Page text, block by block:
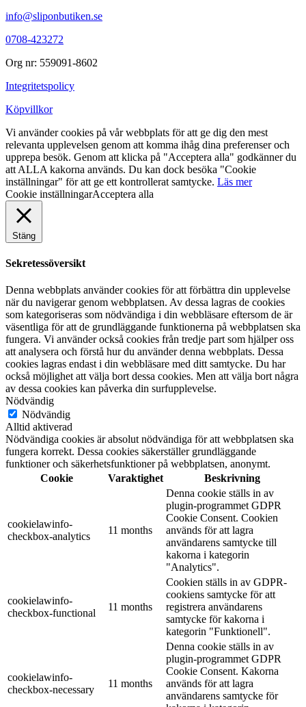
info@sliponbutiken.se
0708-423272
Org nr: 559091-8602
Integritetspolicy
Köpvillkor
Vi använder cookies på vår webbplats för att ge dig den mest
relevanta upplevelsen genom att komma ihåg dina preferenser och
upprepa besök. Genom att klicka på "Acceptera alla" godkänner du
att ALLA kakorna används. Du kan dock besöka "Cookie
inställningar" för att ge ett kontrollerat samtycke. Läs mer
Cookie inställningarAcceptera alla
Stäng
Sekretessöversikt
Denna webbplats använder cookies för att förbättra din upplevelse
när du navigerar genom webbplatsen. Av dessa lagras de cookies
som kategoriseras som nödvändiga i din webbläsare eftersom de är
väsentliga för att de grundläggande funktionerna på webbplatsen ska
fungera. Vi använder också cookies från tredje part som hjälper oss
att analysera och förstå hur du använder denna webbplats. Dessa
cookies lagras endast i din webbläsare med ditt samtycke. Du har
också möjlighet att välja bort dessa cookies. Men att välja bort några
av dessa cookies kan påverka din surfupplevelse.
Nödvändig
Nödvändig
Alltid aktiverad
Nödvändiga cookies är absolut nödvändiga för att webbplatsen ska
fungera korrekt. Dessa cookies säkerställer grundläggande
funktioner och säkerhetsfunktioner på webbplatsen, anonymt.
Cookie
Varaktighet Beskrivning
cookielawinfo-
checkbox-analytics
11 months
Denna cookie ställs in av
plugin-programmet GDPR
Cookie Consent. Cookien
används för att lagra
användarens samtycke till
kakorna i kategorin
"Analytics".
cookielawinfo-
checkbox-functional
11 months
Cookien ställs in av GDPR-
cookiens samtycke för att
registrera användarens
samtycke för kakorna i
kategorin "Funktionell".
cookielawinfo-
checkbox-necessary
11 months
Denna cookie ställs in av
plugin-programmet GDPR
Cookie Consent. Kakorna
används för att lagra
användarens samtycke för